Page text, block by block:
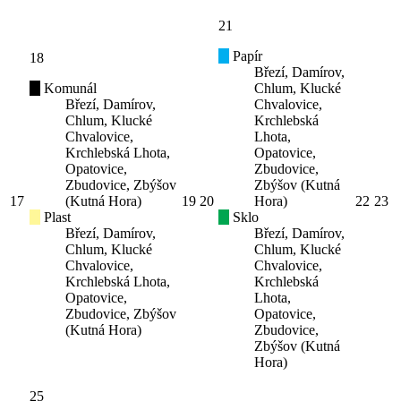
17
18
Komunál
Březí, Damírov,
Chlum, Klucké
Chvalovice,
Krchlebská Lhota,
Opatovice,
Zbudovice, Zbýšov
(Kutná Hora)
Plast
Březí, Damírov,
Chlum, Klucké
Chvalovice,
Krchlebská Lhota,
Opatovice,
Zbudovice, Zbýšov
(Kutná Hora)
19 20
21
Papír
Březí, Damírov,
Chlum, Klucké
Chvalovice,
Krchlebská
Lhota,
Opatovice,
Zbudovice,
Zbýšov (Kutná
Hora)
Sklo
Březí, Damírov,
Chlum, Klucké
Chvalovice,
Krchlebská
Lhota,
Opatovice,
Zbudovice,
Zbýšov (Kutná
Hora)
22 23
25